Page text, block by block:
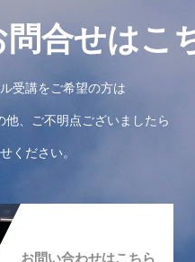
合せはこ
受講をご希望の方は
、ご不明点ございましたら
ください。
お問い合わせはこちら